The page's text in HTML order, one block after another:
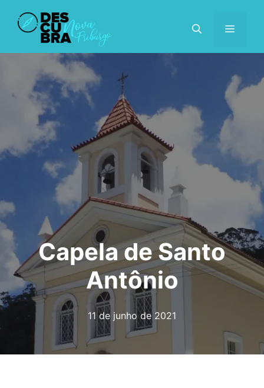
para
MENU
Capela de Santo
Antônio
11 de junho de 2021